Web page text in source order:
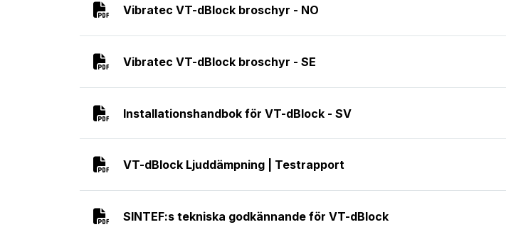
Vibratec VT-dBlock broschyr - NO
Vibratec VT-dBlock broschyr - SE
Installationshandbok för VT-dBlock - SV
VT-dBlock Ljuddämpning | Testrapport
SINTEF:s tekniska godkännande för VT-dBlock